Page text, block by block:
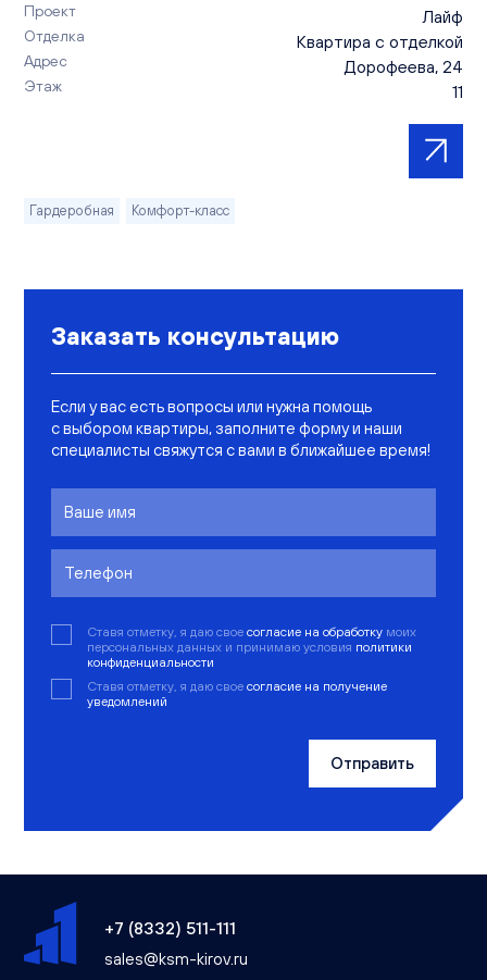
Проект Лайф
Отделка Квартира с отделкой
Адрес Дорофеева, 24
Этаж 11
Гардеробная Комфорт-класс
Заказать консультацию
Если у вас есть вопросы или нужна помощь
с выбором квартиры, заполните форму и наши
специалисты свяжутся с вами в ближайшее время!
Ставя отметку, я даю свое согласие на обработку моих
персональных данных и принимаю условия политики
конфиденциальности
Ставя отметку, я даю свое согласие на получение
уведомлений
Отправить
+7 (8332) 511-111
sales@ksm-kirov.ru